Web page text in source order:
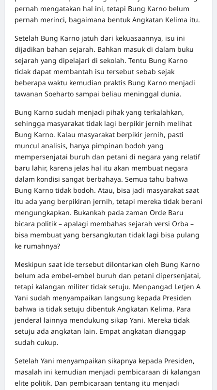
pernah mengatakan hal ini, tetapi Bung Karno belum
pernah merinci, bagaimana bentuk Angkatan Kelima itu.
Setelah Bung Karno jatuh dari kekuasaannya, isu ini
dijadikan bahan sejarah. Bahkan masuk di dalam buku
sejarah yang dipelajari di sekolah. Tentu Bung Karno
tidak dapat membantah isu tersebut sebab sejak
beberapa waktu kemudian praktis Bung Karno menjadi
tawanan Soeharto sampai beliau meninggal dunia.
Bung Karno sudah menjadi pihak yang terkalahkan,
sehingga masyarakat tidak lagi berpikir jernih melihat
Bung Karno. Kalau masyarakat berpikir jernih, pasti
muncul analisis, hanya pimpinan bodoh yang
mempersenjatai buruh dan petani di negara yang relatif
baru lahir, karena jelas hal itu akan membuat negara
dalam kondisi sangat berbahaya. Semua tahu bahwa
Bung Karno tidak bodoh. Atau, bisa jadi masyarakat saat
itu ada yang berpikiran jernih, tetapi mereka tidak berani
mengungkapkan. Bukankah pada zaman Orde Baru
bicara politik – apalagi membahas sejarah versi Orba –
bisa membuat yang bersangkutan tidak lagi bisa pulang
ke rumahnya?
Meskipun saat ide tersebut dilontarkan oleh Bung Karno
belum ada embel-embel buruh dan petani dipersenjatai,
tetapi kalangan militer tidak setuju. Menpangad Letjen A
Yani sudah menyampaikan langsung kepada Presiden
bahwa ia tidak setuju dibentuk Angkatan Kelima. Para
jenderal lainnya mendukung sikap Yani. Mereka tidak
setuju ada angkatan lain. Empat angkatan dianggap
sudah cukup.
Setelah Yani menyampaikan sikapnya kepada Presiden,
masalah ini kemudian menjadi pembicaraan di kalangan
elite politik. Dan pembicaraan tentang itu menjadi